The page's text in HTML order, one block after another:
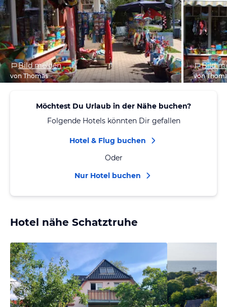
Bild melden
von Thomas
Bild
von
Möchtest Du Urlaub in der Nähe buchen?
Folgende Hotels könnten Dir gefallen
Hotel & Flug buchen
Oder
Nur Hotel buchen
Hotel nähe Schatztruhe